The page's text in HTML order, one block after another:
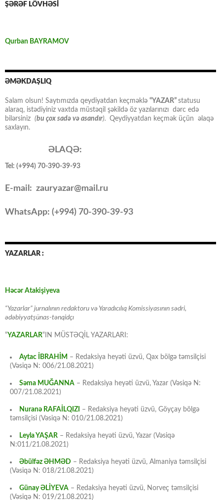
ŞƏRƏF LÖVHƏSİ
Qurban BAYRAMOV
ƏMƏKDAŞLIQ
Salam olsun! Saytımızda qeydiyatdan keçməklə “YAZAR” statusu
alaraq, istədiyiniz vaxtda müstəqil şəkildə öz yazılarınızı dərc edə
bilərsiniz (bu çox sadə və asandır). Qeydiyyatdan keçmək üçün əlaqə
saxlayın.
ƏLAQƏ:
Tel: (+994) 70-390-39-93
E-mail: zauryazar@mail.ru
WhatsApp: (+994) 70-390-39-93
YAZARLAR :
Həcər Atakişiyeva
“Yazarlar” jurnalının redaktoru və Yaradıcılıq Komissiyasının sədri,
ədəbiyyatşünas-tənqidçı
“YAZARLAR“IN MÜSTƏQİL YAZARLARI:
Aytac İBRAHİM – Redaksiya heyəti üzvü, Qax bölgə təmsilçisi
(Vəsiqə N: 006/21.08.2021)
Səma MUĞANNA – Redaksiya heyəti üzvü, Yazar (Vəsiqə N:
007/21.08.2021)
Nuranə RAFAİLQIZI
– Redaksiya heyəti üzvü, Göyçay bölgə
təmsilçisi (Vəsiqə N: 010/21.08.2021)
Leyla YAŞAR – Redaksiya heyəti üzvü, Yazar (Vəsiqə
N:011/21.08.2021)
Əbülfəz ƏHMƏD – Redaksiya heyəti üzvü, Almaniya təmsilçisi
(Vəsiqə N: 018/21.08.2021)
Günay ƏLİYEVA – Redaksiya heyəti üzvü, Norveç təmsilçisi
(Vəsiqə N: 019/21.08.2021)